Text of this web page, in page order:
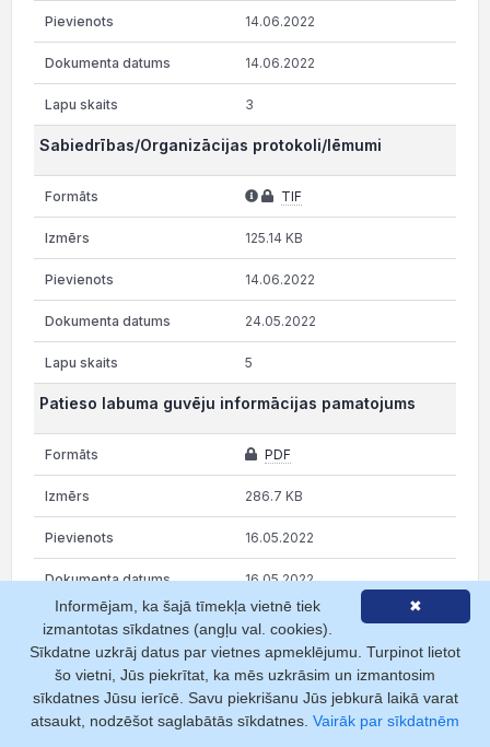
14.06.2022
14.06.2022
3
Sabiedrības/Organizācijas protokoli/lēmumi
TIF
125.14 KB
14.06.2022
24.05.2022
5
Patieso labuma guvēju informācijas pamatojums
PDF
286.7 KB
16.05.2022
16.05.2022
Rāda 1 no 6 lapām
iepriekšējā 1 2 3 4 5 6 nākamā
✖
Informējam, ka šajā tīmekļa vietnē tiek
izmantotas sīkdatnes (angļu val. cookies).
Sīkdatne uzkrāj datus par vietnes apmeklējumu. Turpinot lietot
šo vietni, Jūs piekrītat, ka mēs uzkrāsim un izmantosim
sīkdatnes Jūsu ierīcē. Savu piekrišanu Jūs jebkurā laikā varat
atsaukt, nodzēšot saglabātās sīkdatnes. Vairāk par sīkdatnēm